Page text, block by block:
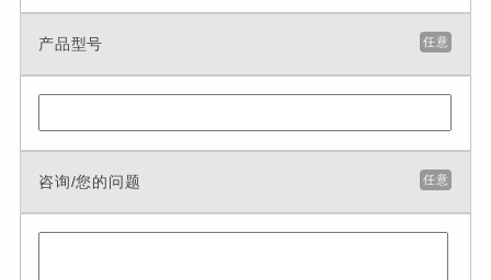
产品型号 任意
咨询/您的问题 任意